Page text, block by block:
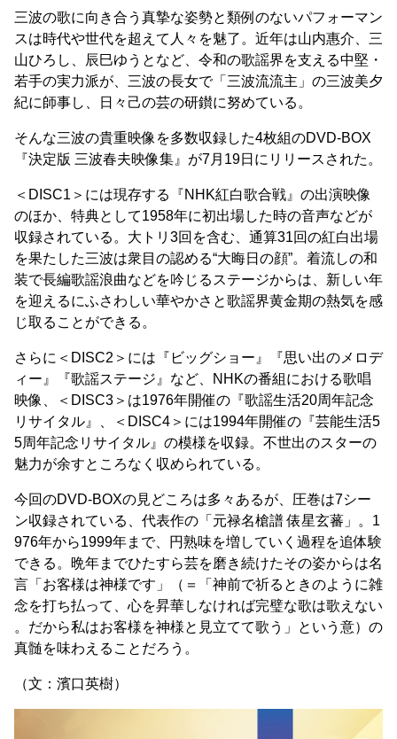
三波の歌に向き合う真摯な姿勢と類例のないパフォーマン
スは時代や世代を超えて人々を魅了。近年は山内惠介、三
山ひろし、辰巳ゆうとなど、令和の歌謡界を支える中堅・
若手の実力派が、三波の長女で「三波流流主」の三波美夕
紀に師事し、日々己の芸の研鑚に努めている。
そんな三波の貴重映像を多数収録した4枚組のDVD-BOX
『決定版 三波春夫映像集』が7月19日にリリースされた。
＜DISC1＞には現存する『NHK紅白歌合戦』の出演映像
のほか、特典として1958年に初出場した時の音声などが
収録されている。大トリ3回を含む、通算31回の紅白出場
を果たした三波は衆目の認める“大晦日の顔”。着流しの和
装で長編歌謡浪曲などを吟じるステージからは、新しい年
を迎えるにふさわしい華やかさと歌謡界黄金期の熱気を感
じ取ることができる。
さらに＜DISC2＞には『ビッグショー』『思い出のメロデ
ィー』『歌謡ステージ』など、NHKの番組における歌唱
映像、＜DISC3＞は1976年開催の『歌謡生活20周年記念
リサイタル』、＜DISC4＞には1994年開催の『芸能生活5
5周年記念リサイタル』の模様を収録。不世出のスターの
魅力が余すところなく収められている。
今回のDVD-BOXの見どころは多々あるが、圧巻は7シー
ン収録されている、代表作の「元禄名槍譜 俵星玄蕃」。1
976年から1999年まで、円熟味を増していく過程を追体験
できる。晩年までひたすら芸を磨き続けたその姿からは名
言「お客様は神様です」（＝「神前で祈るときのように雑
念を打ち払って、心を昇華しなければ完璧な歌は歌えない
。だから私はお客様を神様と見立てて歌う」という意）の
真髄を味わえることだろう。
（文：濱口英樹）